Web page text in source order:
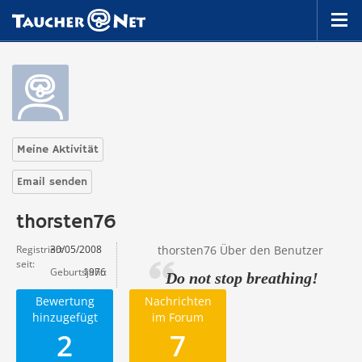
Meine Aktivität
Email senden
thorsten76
thorsten76 Über den Benutzer
Do not stop breathing!
Registriert
seit
30/05/2008
Geburtsjahr
1976
Bewertung
hinzugefügt
2
Nachrichten
im Forum
7